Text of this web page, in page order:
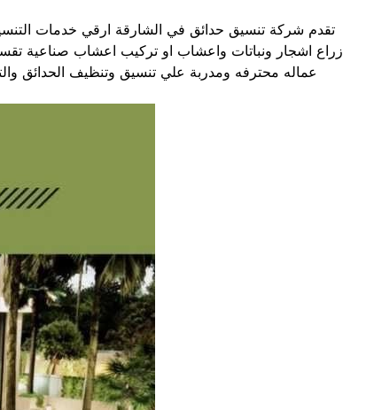
تقدم شركة تنسيق حدائق في الشارقة ارقي خدمات
زراع اشجار ونباتات واعشاب او تركيب اعشاب صناعية
عماله محترفه ومدربة علي تنسيق وتنظيف الحدائق